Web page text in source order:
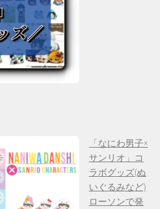
「なにわ男子×
サンリオ」コ
ラボグッズ(ぬ
いぐるみなど)
ローソンで発